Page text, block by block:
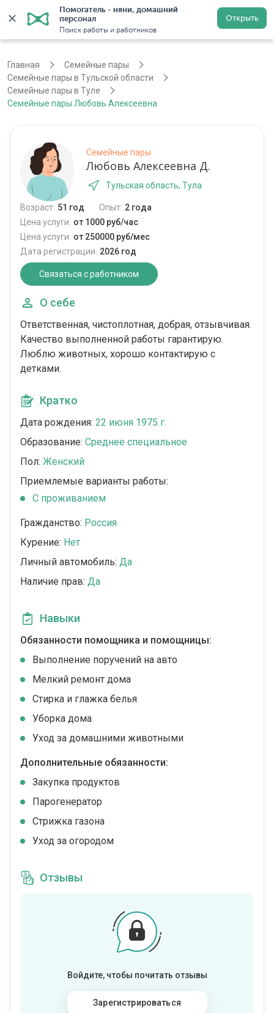
Помогатель - няни, домашний
персонал
Поиск работы и работников
Открыть
Регистрация
Главная
Семейные пары
Семейные пары в Тульской области
Семейные пары в Туле
Семейные пары Любовь Алексеевна
Семейные пары
Любовь Алексеевна Д.
Тульская область, Тула
Возраст: 51 год Опыт: 2 года
Цена услуги: от 1000 руб/час
Цена услуги: от 250000 руб/мес
Дата регистрации: 2026 год
Связаться с работником
О себе
Ответственная, чистоплотная, добрая, отзывчивая.
Качество выполненной работы гарантирую.
Люблю животных, хорошо контактирую с
детками.
Кратко
Дата рождения: 22 июня 1975 г.
Образование: Среднее специальное
Пол: Женский
Приемлемые варианты работы:
C проживанием
Гражданство: Россия
Курение: Нет
Личный автомобиль: Да
Наличие прав: Да
Навыки
Обязанности помощника и помощницы:
Выполнение поручений на авто
Мелкий ремонт дома
Стирка и глажка белья
Уборка дома
Уход за домашними животными
Дополнительные обязанности:
Закупка продуктов
Парогенератор
Стрижка газона
Уход за огородом
Отзывы
Войдите, чтобы почитать отзывы
Зарегистрироваться